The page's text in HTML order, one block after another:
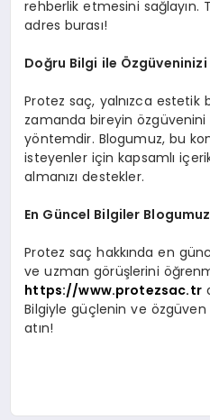
rehberlik etmesini sağlayın.
adres burası!
Doğru Bilgi ile Özgüveninizi
Protez saç, yalnızca estetik
zamanda bireyin özgüvenini
yöntemdir. Blogumuz, bu
isteyenler için kapsamlı
almanızı destekler.
En Güncel Bilgiler
Protez saç hakkında en
ve uzman görüşlerini
https://www.protezsac.tr
Bilgiyle güçlenin ve
atın!